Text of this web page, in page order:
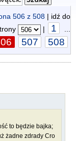
506 z 508 | idź do
| 1
507 508
to będzie bajka;
żadne zdrady Cro